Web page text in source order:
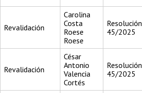
Revalidación
Carolina
Costa
Roese
Roese
Resolución
45/2025
Revalidación
César
Antonio
Valencia
Cortés
Resolución
45/2025